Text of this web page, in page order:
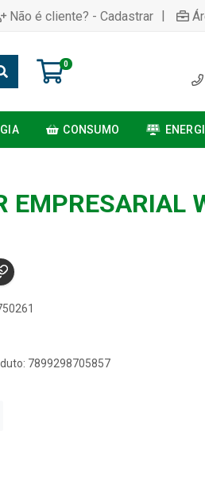
Não é cliente? - Cadastrar |
0
CONSUMO
EMPRESARIAL
7899298705857